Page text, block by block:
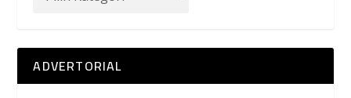
ADVERTORIAL